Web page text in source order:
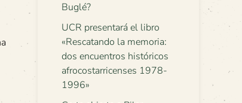
Buglé?
UCR presentará el libro
«Rescatando la memoria:
dos encuentros históricos
afrocostarricenses 1978-
1996»